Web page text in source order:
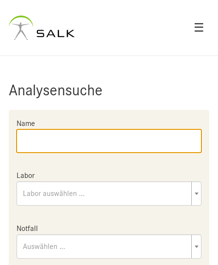
☰
Analysensuche
Name
Labor
Labor auswählen ...
Notfall
Auswählen ...